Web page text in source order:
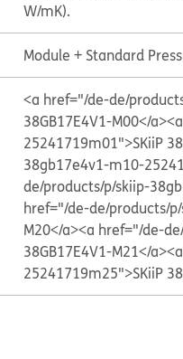
W/mK).
Module + Standard
<a href="/de-de/
38GB17E4V1-M00</a>
25241719m01">SKiiP
38gb17e4v1-m10-
de/products/p/skiip-
href="/de-de/products/
M20</a><a href="/de-
38GB17E4V1-M21</a>
25241719m25">SKiiP